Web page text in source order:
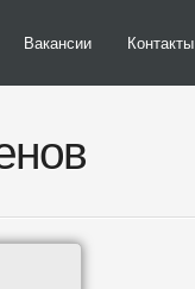
Вакансии Контакты